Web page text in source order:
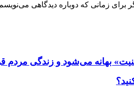
برای زمانی که دوباره دیدگاهی
بهانه می‌شود و زندگی مردم